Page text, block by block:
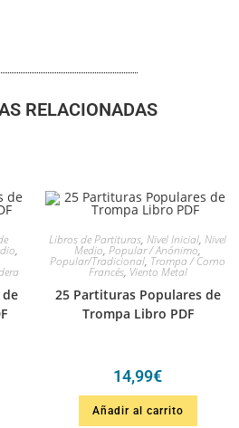
RELACIONADAS
,
Libros de Partituras, Nivel Inicial, Nivel
Medio, Popular / Anónimo,
Popular/Tradicional, Trompa / Corno
Francés, Viento Metal
25 Partituras Populares de
Trompa Libro PDF
14,99€
Añadir al carrito